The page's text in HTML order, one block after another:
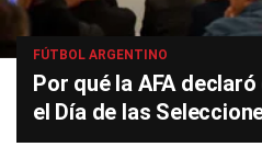
FÚTBOL ARGENTINO
Por qué la AFA
el Día de las